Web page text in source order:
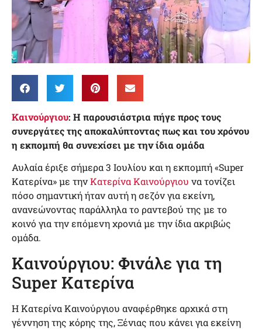
Καινούργιου: Η παρουσιάστρια πήγε προς τους
συνεργάτες της αποκαλύπτοντας πως και του χρόνου
η εκπομπή θα συνεχίσει με την ίδια ομάδα
Αυλαία έριξε σήμερα 3 Ιουλίου και η εκπομπή «Super
Κατερίνα» με τηνΚατερίνα Καινούργιου να τονίζει
πόσο σημαντική ήταν αυτή η σεζόν για εκείνη,
ανανεώνοντας παράλληλα το ραντεβού της με το
κοινό για την επόμενη χρονιά με την ίδια ακριβώς
ομάδα.
Καινούργιου: Φινάλε για τη
Super Κατερίνα
Η Κατερίνα Καινούργιου αναφέρθηκε αρχικά στη
γέννηση της κόρης της, Ξένιας που κάνει για εκείνη